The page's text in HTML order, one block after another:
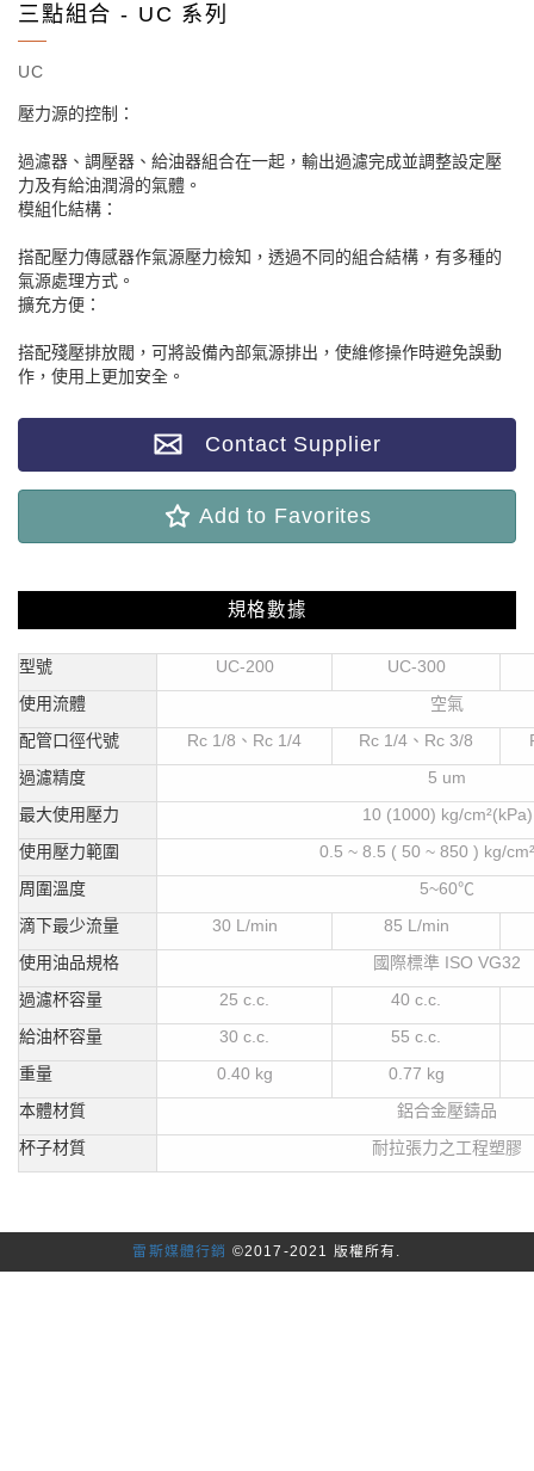
三點組合 - UC 系列
UC
壓力源的控制：
過濾器、調壓器、給油器組合在一起，輸出過濾完成並調整設定壓
力及有給油潤滑的氣體。
模組化結構：
搭配壓力傳感器作氣源壓力檢知，透過不同的組合結構，有多種的
氣源處理方式。
擴充方便：
搭配殘壓排放閥，可將設備內部氣源排出，使維修操作時避免誤動
作，使用上更加安全。
Contact Supplier
Add to Favorites
規格數據
型號 UC-200
UC-300
使用流體
空氣
配管口徑代號
Rc 1/8 、Rc 1/4 Rc 1/4 、Rc 3/8
過濾精度
5 um
最大使用壓力
10 (1000) kg/cm²(kPa)
使用壓力範圍
0.5 ~ 8.5 ( 50 ~ 850 ) kg/cm
周圍溫度
5~60℃
滴下最少流量
30 L/min
85 L/min
使用油品規格
國際標準 ISO VG32
過濾杯容量
25 c.c.
40 c.c.
給油杯容量
30 c.c.
55 c.c.
重量
0.40 kg
0.77 kg
本體材質
鋁合金壓鑄品
杯子材質
耐拉張力之工程塑膠
雷斯媒體行銷 ©2017-2021 版權所有.